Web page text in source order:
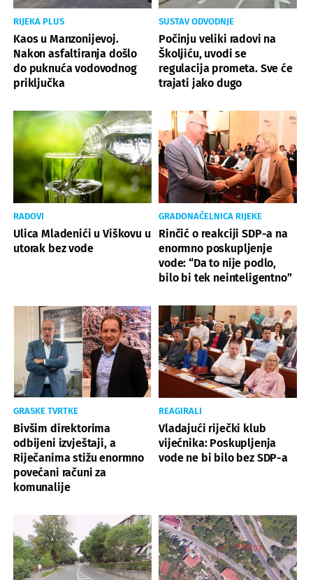
RIJEKA PLUS
Kaos u Manzonijevoj.
Nakon asfaltiranja došlo
do puknuća vodovodnog
priključka
SUSTAV ODVODNJE
Počinju veliki radovi na
Školjiću, uvodi se
regulacija prometa. Sve će
trajati jako dugo
RADOVI
Ulica Mladenići u Viškovu u
utorak bez vode
GRADONAČELNICA RIJEKE
Rinčić o reakciji SDP-a na
enormno poskupljenje
vode: “Da to nije podlo,
bilo bi tek neinteligentno”
GRASKE TVRTKE
Bivšim direktorima
odbijeni izvještaji, a
Riječanima stižu enormno
povećani računi za
komunalije
REAGIRALI
Vladajući riječki klub
vijećnika: Poskupljenja
vode ne bi bilo bez SDP-a